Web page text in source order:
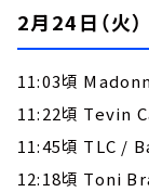
2月24日（火）
11:03頃
11:22頃 Tevin
11:45頃 TLC /
12:18頃 Toni